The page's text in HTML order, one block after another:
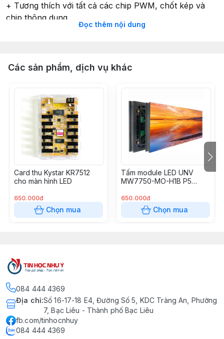
+ Tương thích với tất cả các chip PWM, chốt kép và
chip thông dụng
+ Hỗ trợ giao diện HUB75 và các module 1 ~ 32S
+ Mảng dữ liệu song song RGB: 32
Đọc thêm nội dung
Các sản phẩm, dịch vụ khác
Card thu Kystar KR7512
cho màn hình LED
650.000đ
Chọn mua
Tấm module LED UNV
MW7750-MO-H1B P5
650.000đ
Chọn mua
084 444 4369
Địa chỉ:Số 16-17-18 E4, Đường Số 5, KDC Tràng An, Phường
7, Bạc Liêu - Thành phố Bạc Liêu
fb.com/tinhocnhuy
084 444 4369